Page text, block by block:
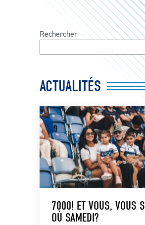
Rechercher
ACTUALITÉS
7000! ET VOUS, VOUS
OÙ SAMEDI?